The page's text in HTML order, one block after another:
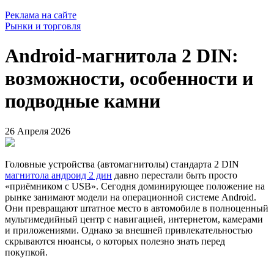
Реклама на сайте
Рынки и торговля
Android-магнитола 2 DIN:
возможности, особенности и
подводные камни
26 Апреля 2026
Головные устройства (автомагнитолы) стандарта 2 DIN
магнитола андроид 2 дин давно перестали быть просто
«приёмником с USB». Сегодня доминирующее положение на
рынке занимают модели на операционной системе Android.
Они превращают штатное место в автомобиле в полноценный
мультимедийный центр с навигацией, интернетом, камерами
и приложениями. Однако за внешней привлекательностью
скрываются нюансы, о которых полезно знать перед
покупкой.